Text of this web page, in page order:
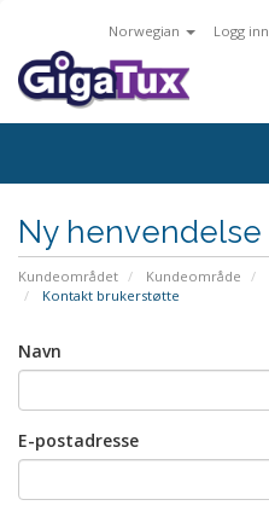
Norwegian Logg inn
Ny henvendelse
Kundeområdet Kundeområde
Kontakt brukerstøtte
Navn
E-postadresse